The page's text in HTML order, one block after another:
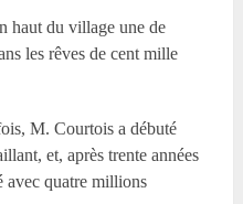
haut du village une de
les rêves de cent mille
M. Courtois a débuté
et, après trente années
avec quatre millions